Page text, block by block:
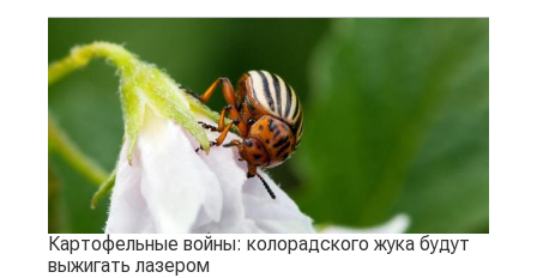
Картофельные войны: колорадского жука будут
выжигать лазером